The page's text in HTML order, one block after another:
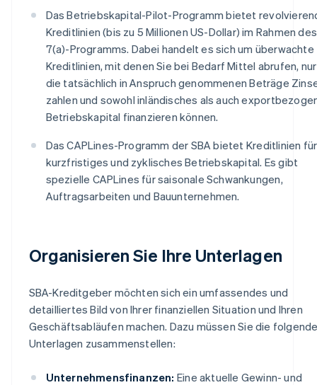
Das Betriebskapital-Pilot-Programm bietet
Kreditlinien (bis zu 5 Millionen US-Dollar) im Rahmen des
7(a)-Programms. Dabei handelt es sich um überwachte
Kreditlinien, mit denen Sie bei Bedarf Mittel abrufen,
die tatsächlich in Anspruch genommenen Beträge
zahlen und sowohl inländisches als auch
Betriebskapital finanzieren können.
Das CAPLines-Programm der SBA bietet Kreditlinien für
kurzfristiges und zyklisches Betriebskapital. Es gibt
spezielle CAPLines für saisonale Schwankungen,
Auftragsarbeiten und Bauunternehmen.
Organisieren Sie Ihre Unterlagen
SBA-Kreditgeber möchten sich ein umfassendes und
detailliertes Bild von Ihrer finanziellen Situation und Ihren
Geschäftsabläufen machen. Dazu müssen Sie die
Unterlagen zusammenstellen:
Unternehmensfinanzen: Eine aktuelle Gewinn- und